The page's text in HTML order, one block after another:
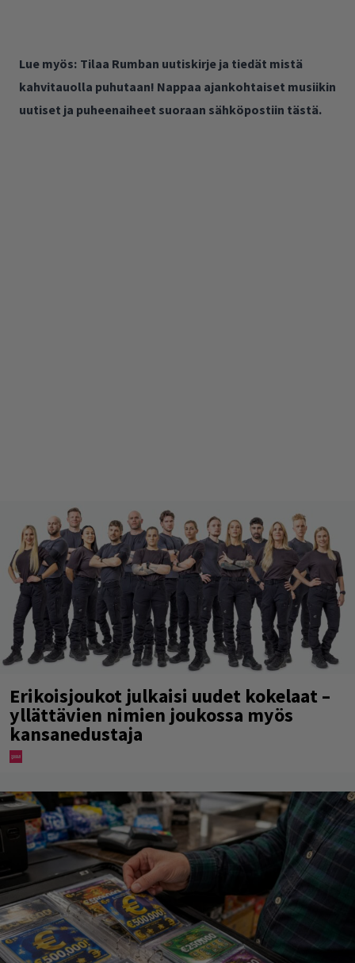
Lue myös: Tilaa Rumban uutiskirje ja tiedät mistä
kahvitauolla puhutaan! Nappaa ajankohtaiset musiikin
uutiset ja puheenaiheet suoraan sähköpostiin tästä.
Erikoisjoukot julkaisi uudet kokelaat –
yllättävien nimien joukossa myös
kansanedustaja